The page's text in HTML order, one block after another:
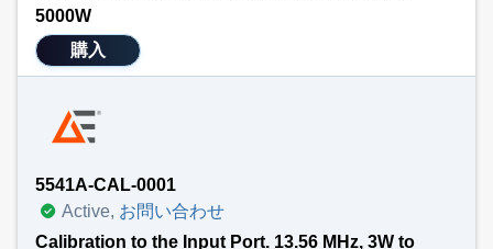
5000W
購入
5541A-CAL-0001
Active, お問い合わせ
Calibration to the Input Port. 13.56 MHz, 3W to